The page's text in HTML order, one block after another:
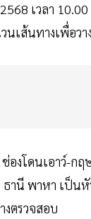
เวลา
นเส้นทางเพื่อว
องโดนเอาว์-ก
ธานี พาหา เป็น
งตรวจสอบ